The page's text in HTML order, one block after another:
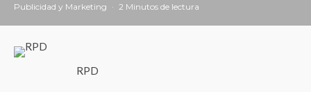
Publicidad y Marketing · 2 Minutos de lectura
RPD